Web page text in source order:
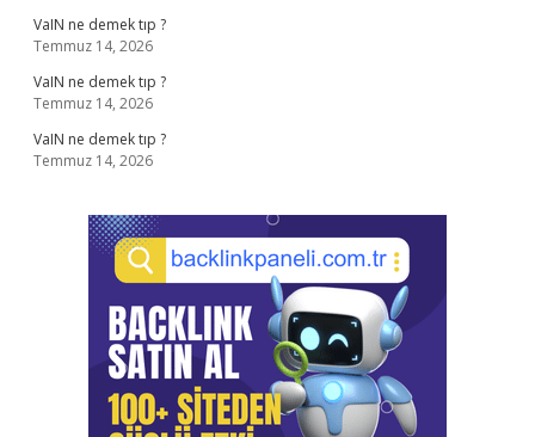
VaIN ne demek tıp ?
Temmuz 14, 2026
VaIN ne demek tıp ?
Temmuz 14, 2026
VaIN ne demek tıp ?
Temmuz 14, 2026